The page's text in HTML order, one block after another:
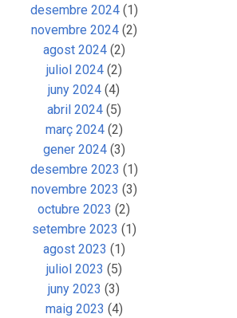
desembre 2024(1)
novembre 2024(2)
agost 2024(2)
juliol 2024(2)
juny 2024 (4)
abril 2024(5)
març 2024(2)
gener 2024(3)
desembre 2023 (1)
novembre 2023 (3)
octubre 2023 (2)
setembre 2023 (1)
agost 2023 (1)
juliol 2023 (5)
juny 2023 (3)
maig 2023 (4)